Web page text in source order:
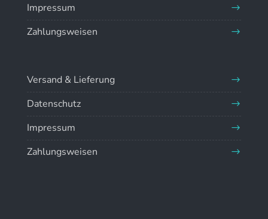
Impressum
Zahlungsweisen
Versand & Lieferung
Datenschutz
Impressum
Zahlungsweisen